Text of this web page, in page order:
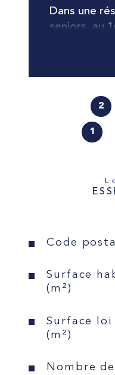
2
1
Caractéristiques
Code
Surface
(m²)
Surface loi
(m²)
Nombre
Dans une
seniors, au
d'eau et wc
parking.
n'aimant pas
Résidence
cadre de vie
Construite
résidence